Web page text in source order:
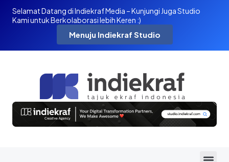
Selamat Datang di Indiekraf Media – Kunjungi Juga Studio
Kami untuk Berkolaborasi lebih Keren :)
Menuju Indiekraf Studio